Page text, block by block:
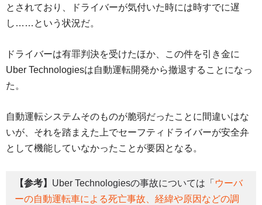
とされており、ドライバーが気付いた時には時すでに遅
し……という状況だ。
ドライバーは有罪判決を受けたほか、この件を引き金に
Uber Technologiesは自動運転開発から撤退することになっ
た。
自動運転システムそのものが脆弱だったことに間違いはな
いが、それを踏まえた上でセーフティドライバーが安全弁
として機能していなかったことが要因となる。
【参考】 Uber Technologiesの事故については「 ウーバ
ーの自動運転車による死亡事故、経緯や原因などの調